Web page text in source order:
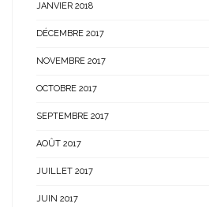
JANVIER 2018
DÉCEMBRE 2017
NOVEMBRE 2017
OCTOBRE 2017
SEPTEMBRE 2017
AOÛT 2017
JUILLET 2017
JUIN 2017